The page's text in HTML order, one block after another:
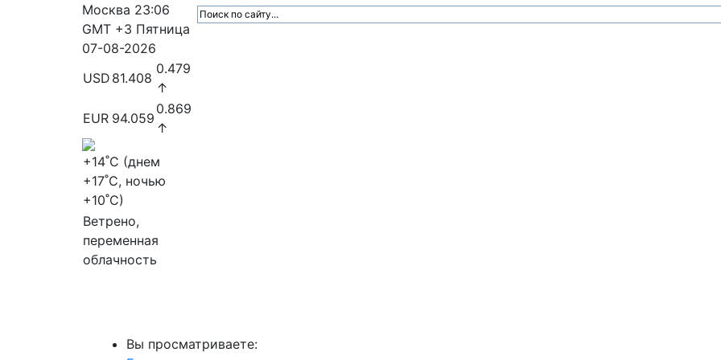
Москва 23:06
GMT +3 Пятница
07-08-2026
USD 81.408
0.479
↑
EUR 94.059
0.869
↑
+14˚C (днем
+17˚C, ночью
+10˚C)
Ветрено,
переменная
облачность
Вы просматриваете: